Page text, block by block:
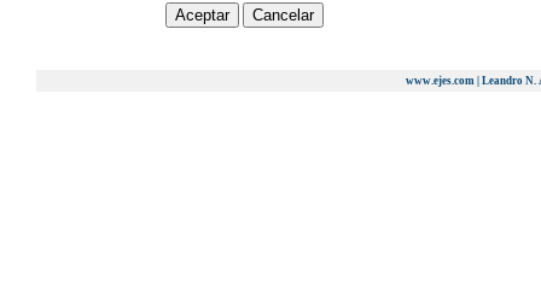
www.ejes.com | Leandro N.